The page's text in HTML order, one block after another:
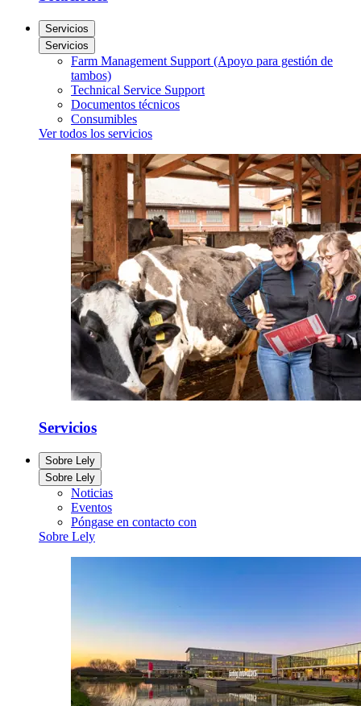
Servicios
Servicios
Farm Management Support (Apoyo para gestión de
tambos)
Technical Service Support
Documentos técnicos
Consumibles
Ver todos los servicios
Servicios
Sobre Lely
Sobre Lely
Noticias
Eventos
Póngase en contacto con
Sobre Lely